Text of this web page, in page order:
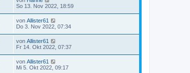
So 13. Nov 2022, 18:59
von Allister61
Do 3. Nov 2022, 07:34
von Allister61
Fr 14. Okt 2022, 07:37
von Allister61
Mi 5. Okt 2022, 09:17